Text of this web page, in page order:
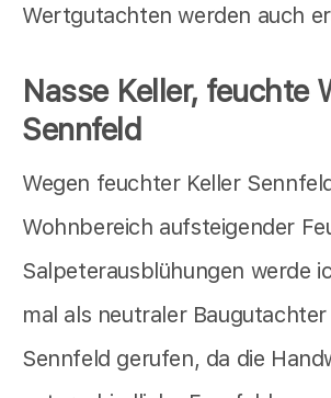
Wertgutachten werden auch
Nasse Keller, feuchte
Sennfeld
Wegen feuchter Keller
Wohnbereich aufsteigender
Salpeterausblühungen werde
mal als neutraler
Sennfeld gerufen, da die